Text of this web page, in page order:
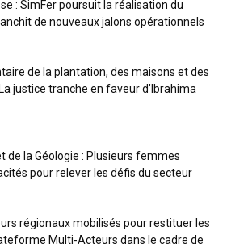
: SimFer poursuit la réalisation du
de nouveaux jalons opérationnels
de la plantation, des maisons et des
justice tranche en faveur d’Ibrahima
de la Géologie : Plusieurs femmes
pour relever les défis du secteur
régionaux mobilisés pour restituer les
Multi-Acteurs dans le cadre de